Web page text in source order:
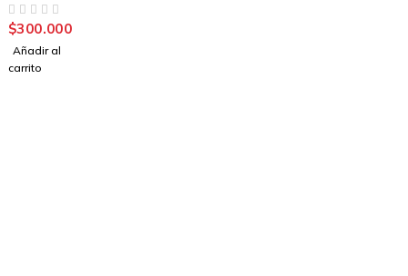
$300.000
Añadir al
carrito